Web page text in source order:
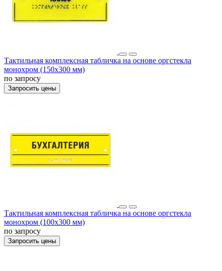
Тактильная комплексная табличка на основе оргстекла
монохром (150x300 мм)
по запросу
Запросить цены
Тактильная комплексная табличка на основе оргстекла
монохром (100x300 мм)
по запросу
Запросить цены